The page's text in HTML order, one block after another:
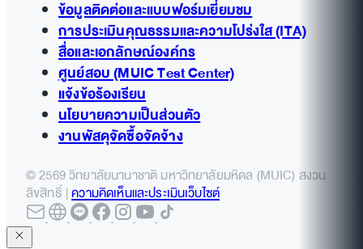
ข้อมูลติดต่อและแบบฟอร์มเยี่ยมชม
การประเมินคุณธรรมและความโปร่งใส (ITA)
สื่อและเอกลักษณ์องค์กร
ศูนย์สอบ (MUIC Test Center)
แจ้งข้อร้องเรียน
นโยบายความเป็นส่วนตัว
งานพัสดุจัดซื้อจัดจ้าง
© 2569 วิทยาลัยนานาชาติ มหาวิทยาลัยมหิดล (MUIC) สงวน
ลิขสิทธิ์ |ความคิดเห็นและประเมินเว็บไซต์